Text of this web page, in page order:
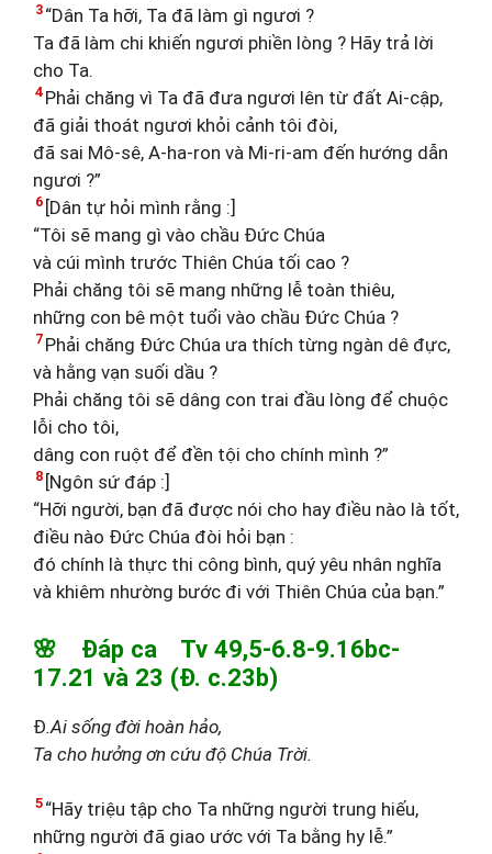
3 “Dân Ta hỡi, Ta đã làm gì ngươi ?
Ta đã làm chi khiến ngươi phiền lòng ? Hãy trả lời
cho Ta.
4 Phải chăng vì Ta đã đưa ngươi lên từ đất Ai-cập,
đã giải thoát ngươi khỏi cảnh tôi đòi,
đã sai Mô-sê, A-ha-ron và Mi-ri-am đến hướng dẫn
ngươi ?”
6 [Dân tự hỏi mình rằng :]
“Tôi sẽ mang gì vào chầu Đức Chúa
và cúi mình trước Thiên Chúa tối cao ?
Phải chăng tôi sẽ mang những lễ toàn thiêu,
những con bê một tuổi vào chầu Đức Chúa ?
7 Phải chăng Đức Chúa ưa thích từng ngàn dê đực,
và hằng vạn suối dầu ?
Phải chăng tôi sẽ dâng con trai đầu lòng để chuộc
lỗi cho tôi,
dâng con ruột để đền tội cho chính mình ?”
8 [Ngôn sứ đáp :]
“Hỡi người, bạn đã được nói cho hay điều nào là tốt,
điều nào Đức Chúa đòi hỏi bạn :
đó chính là thực thi công bình, quý yêu nhân nghĩa
và khiêm nhường bước đi với Thiên Chúa của bạn.”
🌸 Đáp ca Tv 49,5-6.8-9.16bc-
17.21 và 23 (Đ. c.23b)
Đ.Ai sống đời hoàn hảo,
Ta cho hưởng ơn cứu độ Chúa Trời.
5 “Hãy triệu tập cho Ta những người trung hiếu,
những người đã giao ước với Ta bằng hy lễ.”